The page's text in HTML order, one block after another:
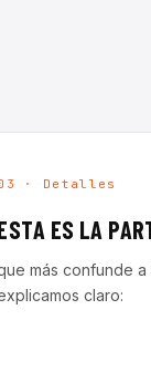
· Detalles
ES LA
más confunde
claro: